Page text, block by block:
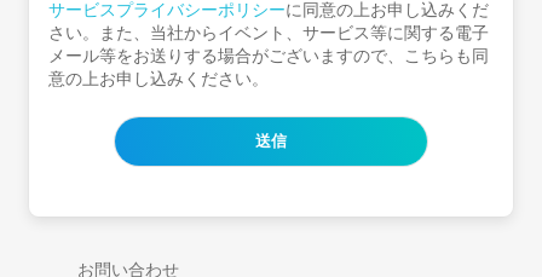
サービスプライバシーポリシーに同意の上お申し込みくだ
さい。また、当社からイベント、サービス等に関する電子
メール等をお送りする場合がございますので、こちらも同
意の上お申し込みください。
お問い合わせ